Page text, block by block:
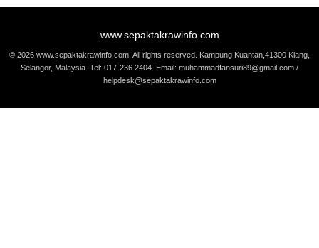
www.sepaktakrawinfo.com
© 2026 www.sepaktakrawinfo.com. All rights reserved. Kampung Kuantan,41300 Klang,
Selangor, Malaysia. Tel: 017-236 2404. Email: muhammadfansuri89@gmail.com /
helpdesk@sepaktakrawinfo.com